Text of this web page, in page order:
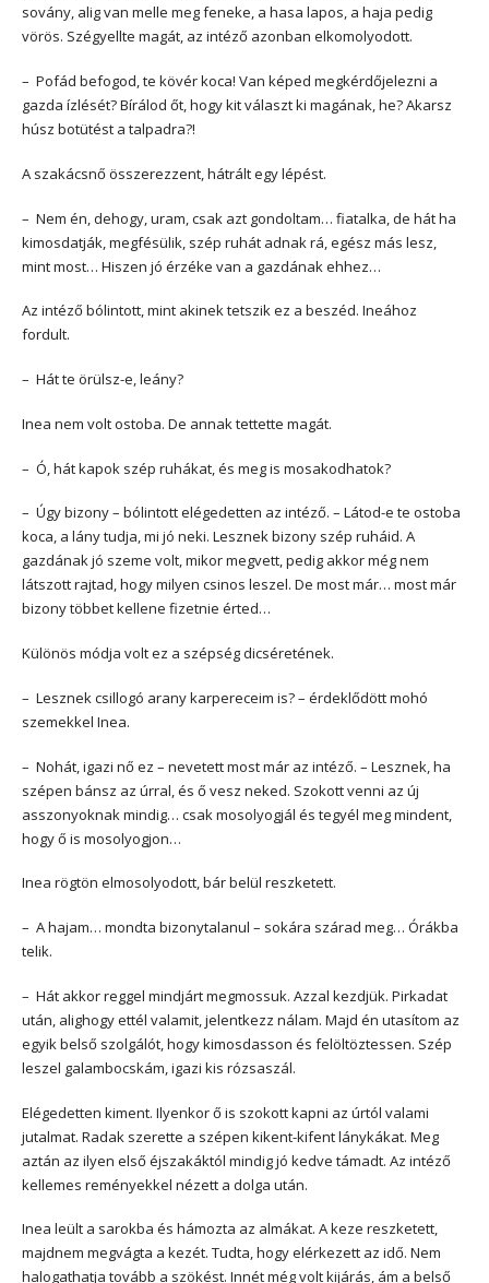
sovány, alig van melle meg feneke, a hasa lapos, a haja pedig
vörös. Szégyellte magát, az intéző azonban elkomolyodott.
– Pofád befogod, te kövér koca! Van képed megkérdőjelezni a
gazda ízlését? Bírálod őt, hogy kit választ ki magának, he? Akarsz
húsz botütést a talpadra?!
A szakácsnő összerezzent, hátrált egy lépést.
– Nem én, dehogy, uram, csak azt gondoltam… fiatalka, de hát ha
kimosdatják, megfésülik, szép ruhát adnak rá, egész más lesz,
mint most… Hiszen jó érzéke van a gazdának ehhez…
Az intéző bólintott, mint akinek tetszik ez a beszéd. Ineához
fordult.
– Hát te örülsz-e, leány?
Inea nem volt ostoba. De annak tettette magát.
– Ó, hát kapok szép ruhákat, és meg is mosakodhatok?
– Úgy bizony – bólintott elégedetten az intéző. – Látod-e te ostoba
koca, a lány tudja, mi jó neki. Lesznek bizony szép ruháid. A
gazdának jó szeme volt, mikor megvett, pedig akkor még nem
látszott rajtad, hogy milyen csinos leszel. De most már… most már
bizony többet kellene fizetnie érted…
Különös módja volt ez a szépség dicséretének.
– Lesznek csillogó arany karpereceim is? – érdeklődött mohó
szemekkel Inea.
– Nohát, igazi nő ez – nevetett most már az intéző. – Lesznek, ha
szépen bánsz az úrral, és ő vesz neked. Szokott venni az új
asszonyoknak mindig… csak mosolyogjál és tegyél meg mindent,
hogy ő is mosolyogjon…
Inea rögtön elmosolyodott, bár belül reszketett.
– A hajam… mondta bizonytalanul – sokára szárad meg… Órákba
telik.
– Hát akkor reggel mindjárt megmossuk. Azzal kezdjük. Pirkadat
után, alighogy ettél valamit, jelentkezz nálam. Majd én utasítom az
egyik belső szolgálót, hogy kimosdasson és felöltöztessen. Szép
leszel galambocskám, igazi kis rózsaszál.
Elégedetten kiment. Ilyenkor ő is szokott kapni az úrtól valami
jutalmat. Radak szerette a szépen kikent-kifent lánykákat. Meg
aztán az ilyen első éjszakáktól mindig jó kedve támadt. Az intéző
kellemes reményekkel nézett a dolga után.
Inea leült a sarokba és hámozta az almákat. A keze reszketett,
majdnem megvágta a kezét. Tudta, hogy elérkezett az idő. Nem
halogathatja tovább a szökést. Innét még volt kijárás, ám a belső